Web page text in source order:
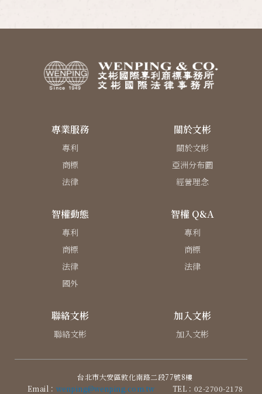
專業服務
專利
商標
法律
關於文彬
關於文彬
亞洲分布圖
經營理念
智權動態
專利
商標
法律
國外
智權 Q&A
專利
商標
法律
聯絡文彬
聯絡文彬
加入文彬
加入文彬
台北市大安區敦化南路二段77號8樓
Email： wenping@wenping.com.tw
TEL：02-2700-2178